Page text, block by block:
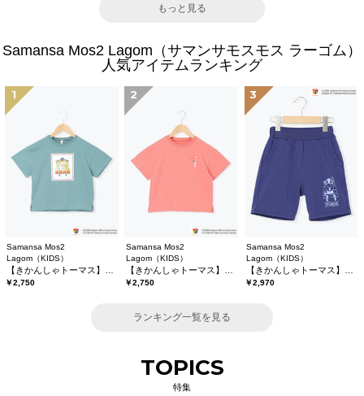
もっと見る
Samansa Mos2 Lagom（サマンサモスモス ラーゴム）
人気アイテムランキング
1
Samansa Mos2
Lagom（KIDS）
￥2,750
2
Samansa Mos2
Lagom（KIDS）
￥2,750
3
Samansa Mos2
Lagom（KIDS）
￥2,970
ランキング一覧を見る
TOPICS
特集